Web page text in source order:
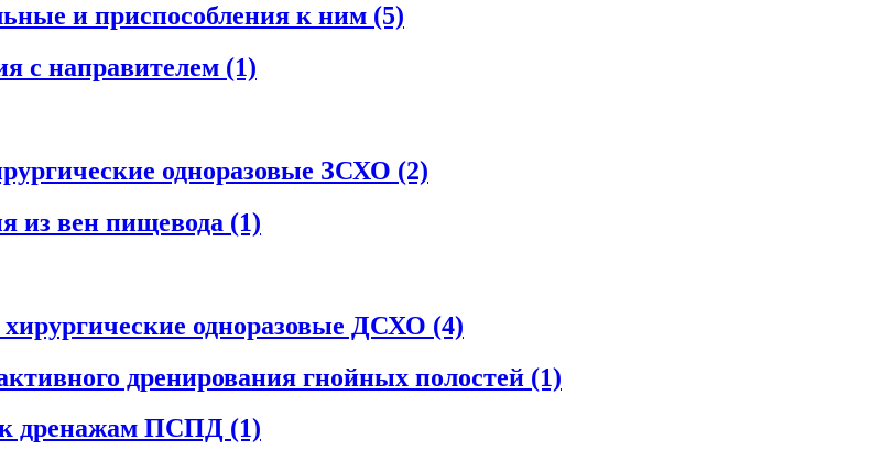
и приспособления к ним (5)
с направителем (1)
одноразовые ЗСХО (2)
из вен пищевода (1)
одноразовые ДСХО (4)
дренирования гнойных полостей (1)
к дренажам ПСПД (1)